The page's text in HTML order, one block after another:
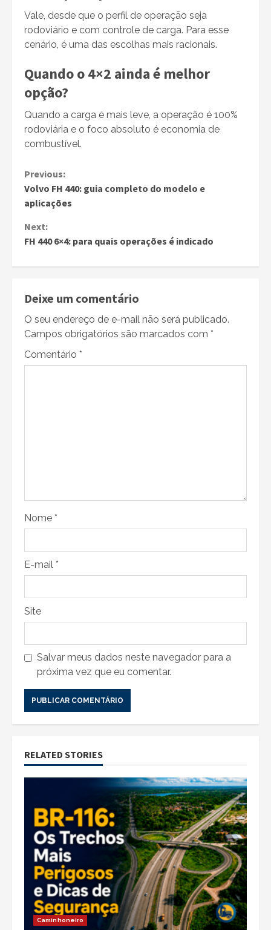
Vale, desde que o perfil de operação seja
rodoviário e com controle de carga. Para esse
cenário, é uma das escolhas mais racionais.
Quando o 4×2 ainda é melhor
opção?
Quando a carga é mais leve, a operação é 100%
rodoviária e o foco absoluto é economia de
combustível.
Continue
Reading
Previous:
Volvo FH 440: guia completo do modelo e
aplicações
Next:
FH 440 6×4: para quais operações é indicado
Deixe um comentário
O seu endereço de e-mail não será publicado.
Campos obrigatórios são marcados com *
Comentário *
Nome *
E-mail *
Site
Salvar meus dados neste navegador para a
próxima vez que eu comentar.
RELATED STORIES
Caminhoneiro